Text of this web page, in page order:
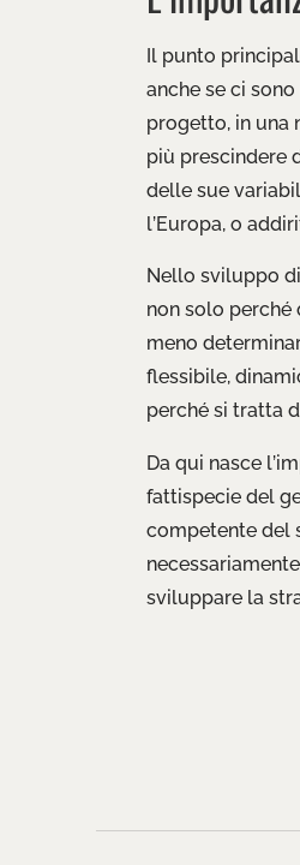
Il punto
anche se ci
progetto, in una
più prescindere
delle sue
l’Europa, o
Nello sviluppo
non solo perché
meno
flessibile,
perché si tratta
Da qui nasce
fattispecie del
competente del
sviluppare la